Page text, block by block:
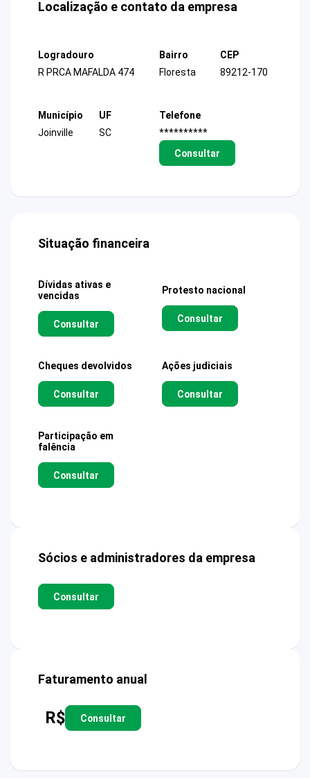
Localização e contato da empresa
Logradouro
R PRCA MAFALDA 474
Bairro
Floresta
CEP
89212-170
Município
Joinville
UF
SC
Telefone
**********
Consultar
Situação financeira
Dívidas ativas e
vencidas
Consultar
Protesto nacional
Consultar
Cheques devolvidos
Consultar
Ações judiciais
Consultar
Participação em
falência
Consultar
Sócios e administradores da empresa
Consultar
Faturamento anual
R$ Consultar